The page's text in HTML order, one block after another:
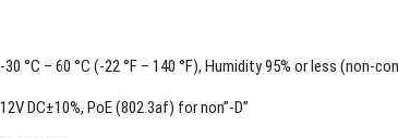
12V DC±10%, PoE (802.3af) for non”-D”
3.5W MAX